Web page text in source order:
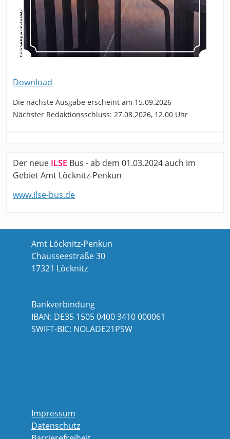
Download
Die nächste Ausgabe erscheint am 15.09.2026
Nächster Redaktionsschluss: 27.08.2026, 12.00 Uhr
Der neue ILSE Bus - ab dem 01.03.2024 auch im
Gebiet Amt Löcknitz-Penkun
www.ilse-bus.de
Amt Löcknitz-Penkun
Chausseestraße 30
17321 Löcknitz
Bankverbindung
IBAN: DE35 1505 0400 3410 000061
SWIFT-BIC: NOLADE21PSW
Impressum
Datenschutz